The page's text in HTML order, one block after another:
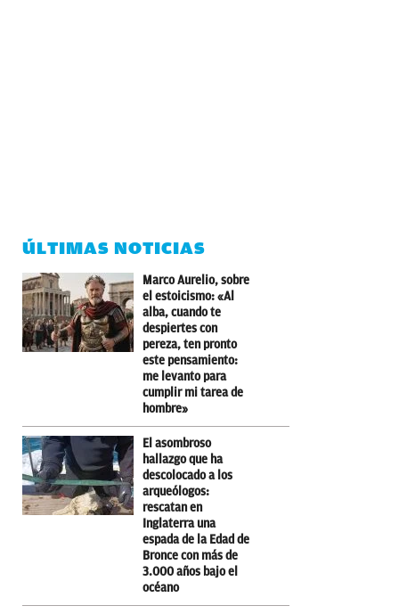
ÚLTIMAS NOTICIAS
Marco Aurelio, sobre
el estoicismo: «Al
alba, cuando te
despiertes con
pereza, ten pronto
este pensamiento:
me levanto para
cumplir mi tarea de
hombre»
El asombroso
hallazgo que ha
descolocado a los
arqueólogos:
rescatan en
Inglaterra una
espada de la Edad de
Bronce con más de
3.000 años bajo el
océano